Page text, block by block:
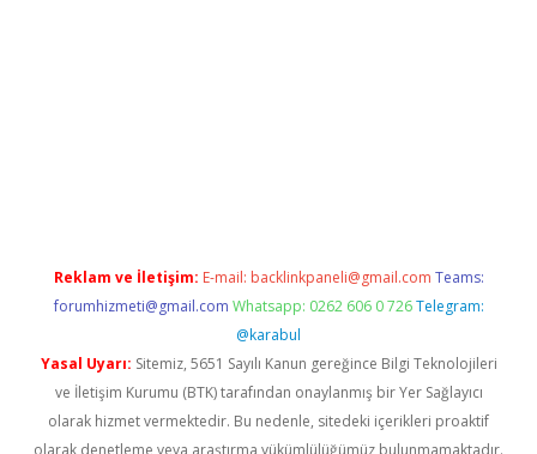
Reklam ve İletişim: E-mail: backlinkpaneli@gmail.com Teams:
forumhizmeti@gmail.com Whatsapp: 0262 606 0 726 Telegram:
@karabul
Yasal Uyarı: Sitemiz, 5651 Sayılı Kanun gereğince Bilgi Teknolojileri
ve İletişim Kurumu (BTK) tarafından onaylanmış bir Yer Sağlayıcı
olarak hizmet vermektedir. Bu nedenle, sitedeki içerikleri proaktif
olarak denetleme veya araştırma yükümlülüğümüz bulunmamaktadır.